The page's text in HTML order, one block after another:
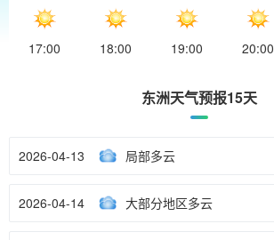
17:00 18:00 19:00 20:00
东洲天气预报15天
2026-04-13 局部多云
2026-04-14 大部分地区多云